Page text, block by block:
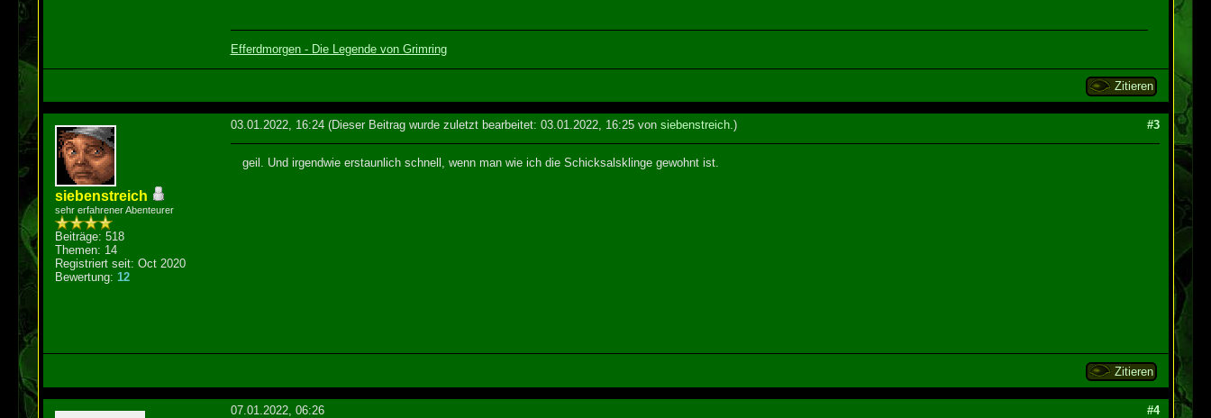
Efferdmorgen - Die Legende von Grimring
Zitieren
siebenstreich
sehr erfahrener Abenteurer
Beiträge: 518
Themen: 14
Registriert seit: Oct 2020
Bewertung: 12
#3
03.01.2022, 16:24 (Dieser Beitrag wurde zuletzt bearbeitet: 03.01.2022, 16:25 von siebenstreich.)
geil. Und irgendwie erstaunlich schnell, wenn man wie ich die Schicksalsklinge gewohnt ist.
Zitieren
#4
07.01.2022, 06:26